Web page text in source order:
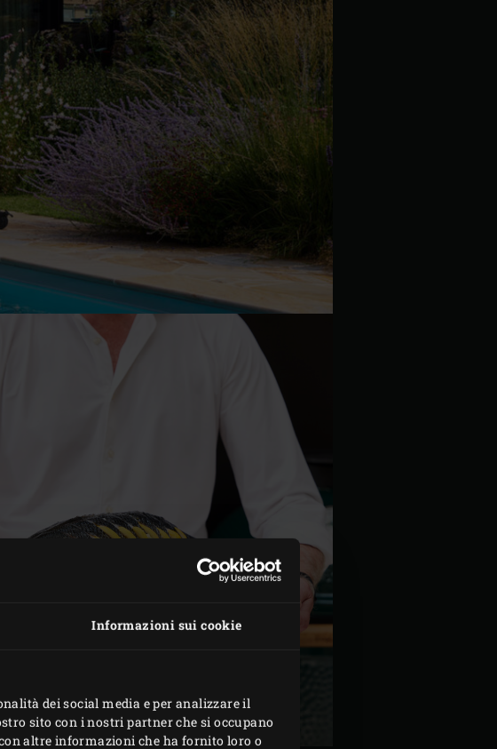
Informazioni sui cookie
dei social media e per analizzare il
sito con i nostri partner che si occupano
altre informazioni che ha fornito loro o